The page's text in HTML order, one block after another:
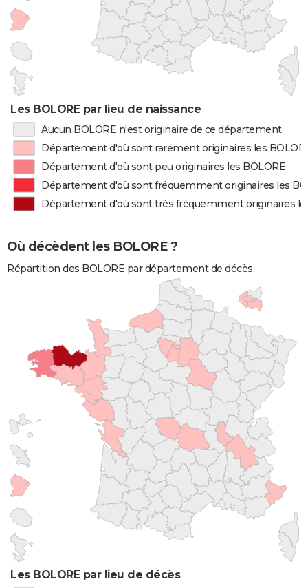
Les BOLORE par lieu de naissance
Aucun BOLORE n'est originaire de ce département
Département d'où sont rarement originaires les
Département d'où sont peu originaires les BOLORE
Département d'où sont fréquemment originaires les
Département d'où sont très fréquemment originaires
Où décèdent les BOLORE ?
Répartition des BOLORE par département de décès.
Les BOLORE par lieu de décès